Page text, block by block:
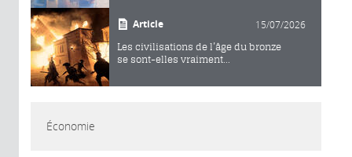
Article 15/07/2026
Les civilisations de l’âge du bronze
se sont-elles vraiment...
Économie